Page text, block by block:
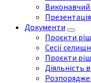
Виконавчий
Презентація
Документи
Проєкти
Сесії
Проєкти
Діяльність